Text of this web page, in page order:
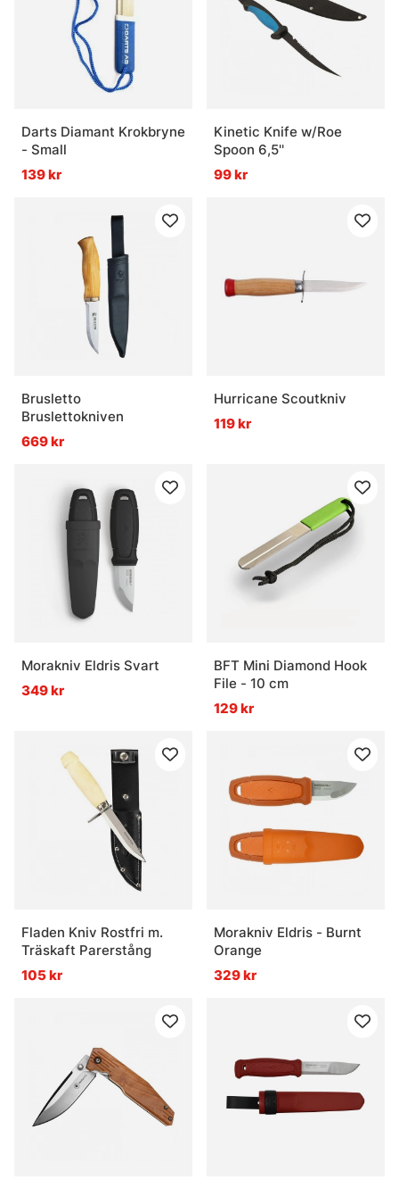
Darts Diamant Krokbryne
- Small
139 kr
Kinetic Knife w/Roe
Spoon 6,5''
99 kr
Brusletto
Bruslettokniven
669 kr
Hurricane Scoutkniv
119 kr
Morakniv Eldris Svart
349 kr
BFT Mini Diamond Hook
File - 10 cm
129 kr
Fladen Kniv Rostfri m.
Träskaft Parerstång
105 kr
Morakniv Eldris - Burnt
Orange
329 kr